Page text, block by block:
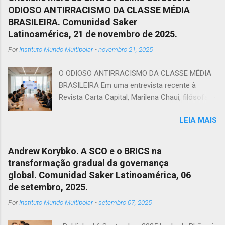
ODIOSO ANTIRRACISMO DA CLASSE MÉDIA
BRASILEIRA. Comunidad Saker
Latinoamérica, 21 de novembro de 2025.
PorInstituto Mundo Multipolar -novembro 21, 2025
O ODIOSO ANTIRRACISMO DA CLASSE MÉDIA
BRASILEIRA Em uma entrevista recente à
Revista Carta Capital, Marilena Chaui, filósofa e
afirmou que em uma sociedade capitalista,
dividida entre dominadores e dominados, a
classe média cumpre uma função: mesmo
sem identidade, serve de correia de
transmissão dos valores das classes
dominantes. Ela, ao mesmo tempo em que
possui o sonho de ser burguesia, convive com
um pesadelo constante, cair na pobreza.
LEIA MAIS
Andrew Korybko. A SCO e o BRICS na
transformação gradual da governança
global. Comunidad Saker Latinoamérica, 06
de setembro, 2025.
PorInstituto Mundo Multipolar -setembro 07, 2025